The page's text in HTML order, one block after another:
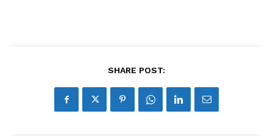
No te pierdas de las
últimas noticias
SHARE POST: